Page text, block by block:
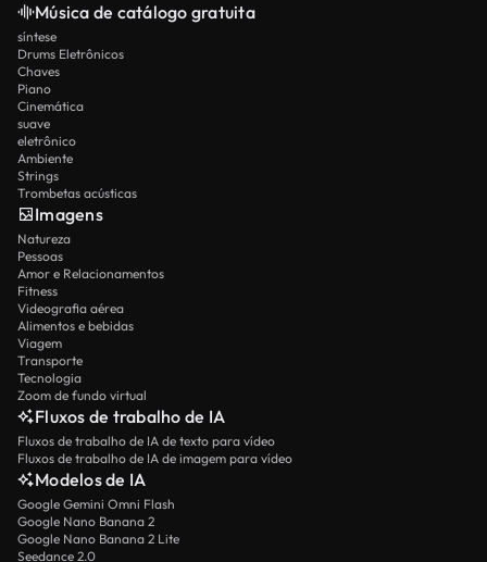
Música de catálogo gratuita
síntese
Drums Eletrônicos
Chaves
Piano
Cinemática
suave
eletrônico
Ambiente
Strings
Trombetas acústicas
Imagens
Natureza
Pessoas
Amor e Relacionamentos
Fitness
Videografia aérea
Alimentos e bebidas
Viagem
Transporte
Tecnologia
Zoom de fundo virtual
Fluxos de trabalho de IA
Fluxos de trabalho de IA de texto para vídeo
Fluxos de trabalho de IA de imagem para vídeo
Modelos de IA
Google Gemini Omni Flash
Google Nano Banana 2
Google Nano Banana 2 Lite
Seedance 2.0